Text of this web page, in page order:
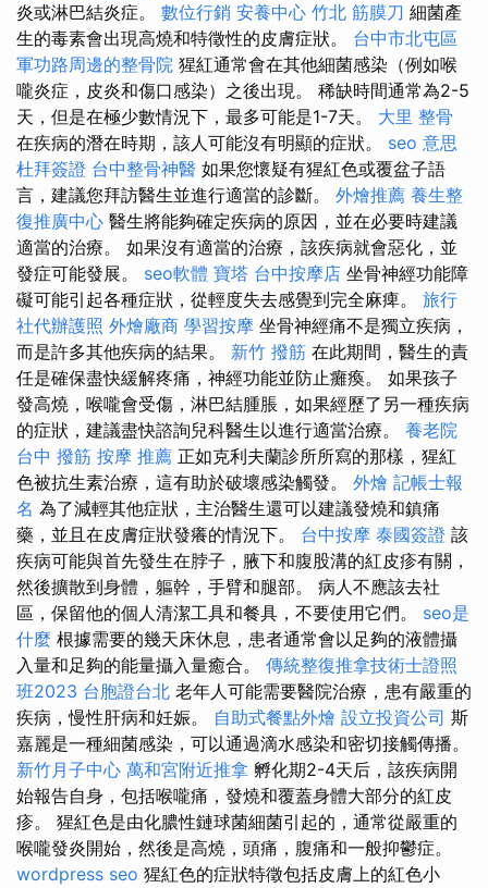
炎或淋巴結炎症。 數位行銷 安養中心 竹北 筋膜刀 細菌產
生的毒素會出現高燒和特徵性的皮膚症狀。 台中市北屯區
軍功路周邊的整骨院 猩紅通常會在其他細菌感染（例如喉
嚨炎症，皮炎和傷口感染）之後出現。 稀缺時間通常為2-5
天，但是在極少數情況下，最多可能是1-7天。 大里 整骨
在疾病的潛在時期，該人可能沒有明顯的症狀。 seo 意思
杜拜簽證 台中整骨神醫 如果您懷疑有猩紅色或覆盆子語
言，建議您拜訪醫生並進行適當的診斷。 外燴推薦 養生整
復推廣中心 醫生將能夠確定疾病的原因，並在必要時建議
適當的治療。 如果沒有適當的治療，該疾病就會惡化，並
發症可能發展。 seo軟體 寶塔 台中按摩店 坐骨神經功能障
礙可能引起各種症狀，從輕度失去感覺到完全麻痺。 旅行
社代辦護照 外燴廠商 學習按摩 坐骨神經痛不是獨立疾病，
而是許多其他疾病的結果。 新竹 撥筋 在此期間，醫生的責
任是確保盡快緩解疼痛，神經功能並防止癱瘓。 如果孩子
發高燒，喉嚨會受傷，淋巴結腫脹，如果經歷了另一種疾病
的症狀，建議盡快諮詢兒科醫生以進行適當治療。 養老院
台中 撥筋 按摩 推薦 正如克利夫蘭診所所寫的那樣，猩紅
色被抗生素治療，這有助於破壞感染觸發。 外燴 記帳士報
名 為了減輕其他症狀，主治醫生還可以建議發燒和鎮痛
藥，並且在皮膚症狀發癢的情況下。 台中按摩 泰國簽證 該
疾病可能與首先發生在脖子，腋下和腹股溝的紅皮疹有關，
然後擴散到身體，軀幹，手臂和腿部。 病人不應該去社
區，保留他的個人清潔工具和餐具，不要使用它們。 seo是
什麼 根據需要的幾天床休息，患者通常會以足夠的液體攝
入量和足夠的能量攝入量癒合。 傳統整復推拿技術士證照
班2023 台胞證台北 老年人可能需要醫院治療，患有嚴重的
疾病，慢性肝病和妊娠。 自助式餐點外燴 設立投資公司 斯
嘉麗是一種細菌感染，可以通過滴水感染和密切接觸傳播。
新竹月子中心 萬和宮附近推拿 孵化期2-4天后，該疾病開
始報告自身，包括喉嚨痛，發燒和覆蓋身體大部分的紅皮
疹。 猩紅色是由化膿性鏈球菌細菌引起的，通常從嚴重的
喉嚨發炎開始，然後是高燒，頭痛，腹痛和一般抑鬱症。
wordpress seo 猩紅色的症狀特徵包括皮膚上的紅色小